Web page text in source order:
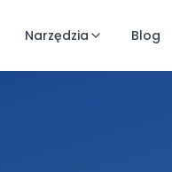
Narzędzia Blog